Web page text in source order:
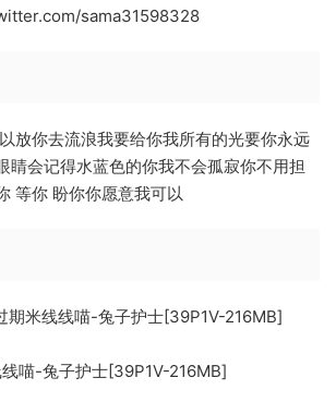
sama31598328
放你去流浪我要给你我所有的光要你永远
睛会记得水蓝色的你我不会孤寂你不用担
等你 盼你你愿意我可以
喵-兔子护士[39P1V-216MB]